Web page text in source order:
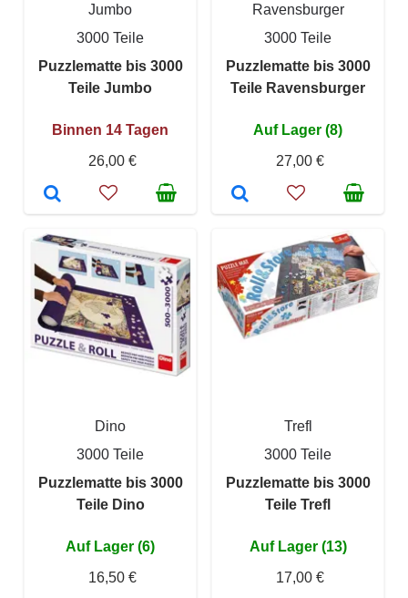
Jumbo
3000 Teile
Puzzlematte bis 3000
Teile Jumbo
Binnen 14 Tagen
26,00 €
Ravensburger
3000 Teile
Puzzlematte bis 3000
Teile Ravensburger
Auf Lager (8)
27,00 €
Dino
3000 Teile
Puzzlematte bis 3000
Teile Dino
Auf Lager (6)
16,50 €
Trefl
3000 Teile
Puzzlematte bis 3000
Teile Trefl
Auf Lager (13)
17,00 €